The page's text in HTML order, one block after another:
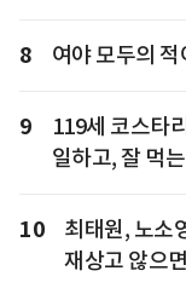
8 여야 모두의
9
119세 코스타
일하고, 잘 먹
10
최태원, 노소
재상고 않으